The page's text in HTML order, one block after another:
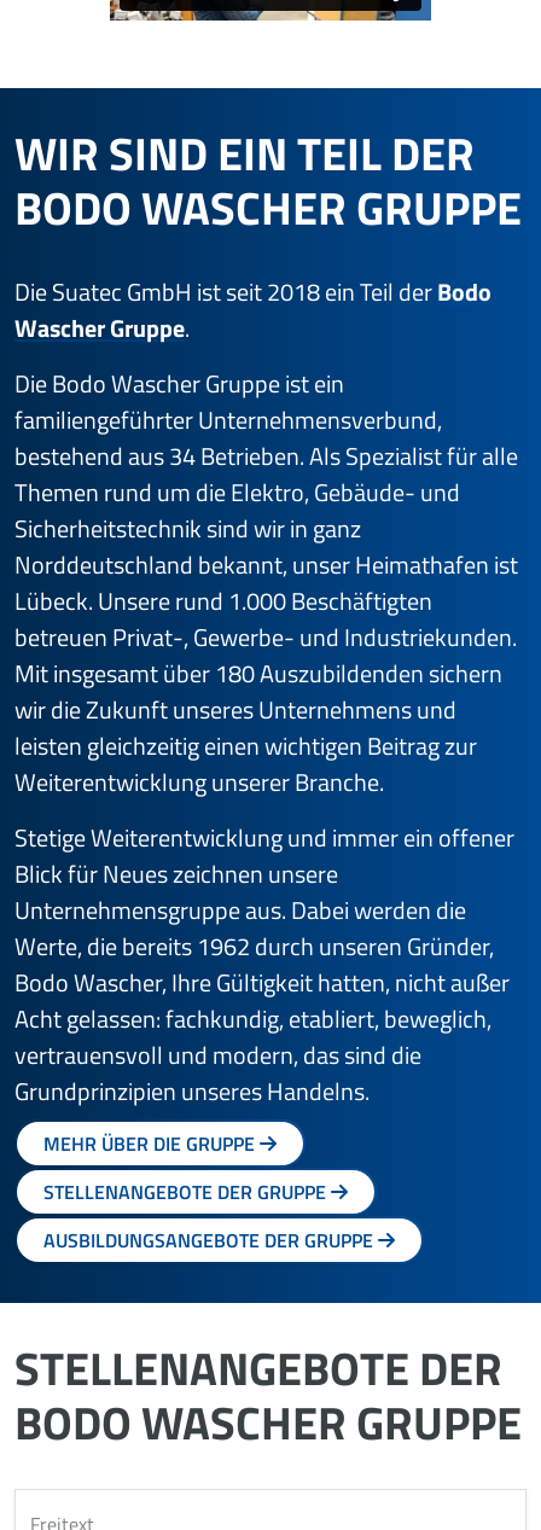
WIR SIND EIN TEIL DER
BODO WASCHER GRUPPE
Die Suatec GmbH ist seit 2018 ein Teil derBodo
Wascher Gruppe.
Die Bodo Wascher Gruppe ist ein
familiengeführter Un­ter­neh­mensverbund,
bestehend aus 34 Betrieben. Als Spezialist für alle
Themen rund um die Elektro, Gebäude- und
Sicherheitstechnik sind wir in ganz
Norddeutschland bekannt, unser Heimathafen ist
Lübeck. Unsere rund 1.000 Beschäftigten
betreuen Privat-, Gewerbe- und Industriekunden.
Mit insgesamt über 180 Auszubildenden sichern
wir die Zukunft unseres Unternehmens und
leisten gleichzeitig einen wichtigen Beitrag zur
Weiterentwicklung unserer Branche.
Stetige Wei­ter­ent­wick­lung und immer ein offener
Blick für Neues zeichnen unsere
Unternehmensgruppe aus. Dabei werden die
Werte, die bereits 1962 durch unseren Gründer,
Bodo Wascher, Ihre Gültigkeit hatten, nicht außer
Acht gelassen: fach­kun­dig, etabliert, beweglich,
vertrauensvoll und modern, das sind die
Grundprinzipien unseres Handelns.
MEHR ÜBER DIE GRUPPE
STELLENANGEBOTE DER GRUPPE
AUSBILDUNGSANGEBOTE DER GRUPPE
STELLENANGEBOTE DER
BODO WASCHER GRUPPE
Freitext